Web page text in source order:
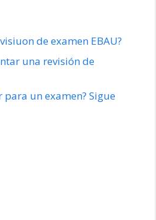
de examen EBAU?
una revisión de
para un examen? Sigue